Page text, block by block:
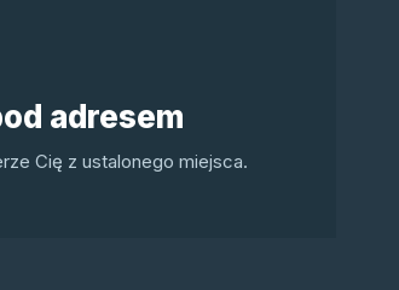
adresem
Cię z ustalonego miejsca.